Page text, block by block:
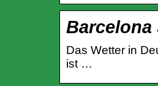
Barcelona
Das Wetter in
ist …